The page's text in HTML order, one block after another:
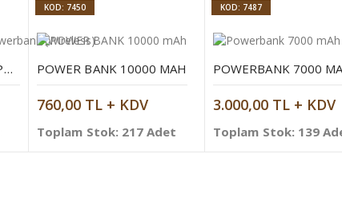
5000 MAH ORGANIZER POWERBANK (WIRELESS)
KOD: 7450
POWER BANK 10000 MAH
760,00 TL + KDV
Toplam Stok: 217 Adet
KOD: 7487
3.000,00 TL + KDV
Toplam Stok: 139